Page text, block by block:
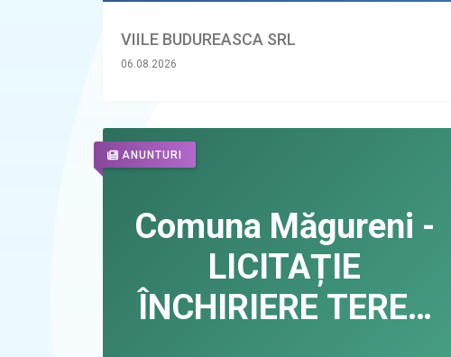
VIILE BUDUREASCA SRL
06.08.2026
ANUNTURI